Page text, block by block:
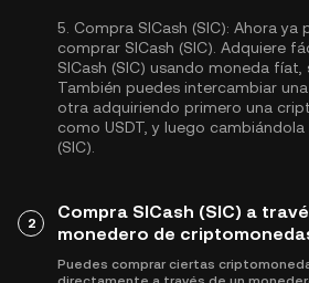
5. Compra SICash (SIC): Ahora ya
comprar SICash (SIC). Adquiere
SICash (SIC) usando moneda fíat,
También puedes intercambiar
otra adquiriendo primero una
como USDT , y luego cambiándola
(SIC).
2
Compra SICash (SIC) a
monedero de
Puedes comprar ciertas